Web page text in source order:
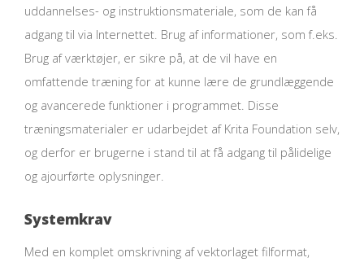
uddannelses- og instruktionsmateriale, som de kan få
adgang til via Internettet. Brug af informationer, som f.eks.
Brug af værktøjer, er sikre på, at de vil have en
omfattende træning for at kunne lære de grundlæggende
og avancerede funktioner i programmet. Disse
træningsmaterialer er udarbejdet af Krita Foundation selv,
og derfor er brugerne i stand til at få adgang til pålidelige
og ajourførte oplysninger.
Systemkrav
Med en komplet omskrivning af vektorlaget filformat,